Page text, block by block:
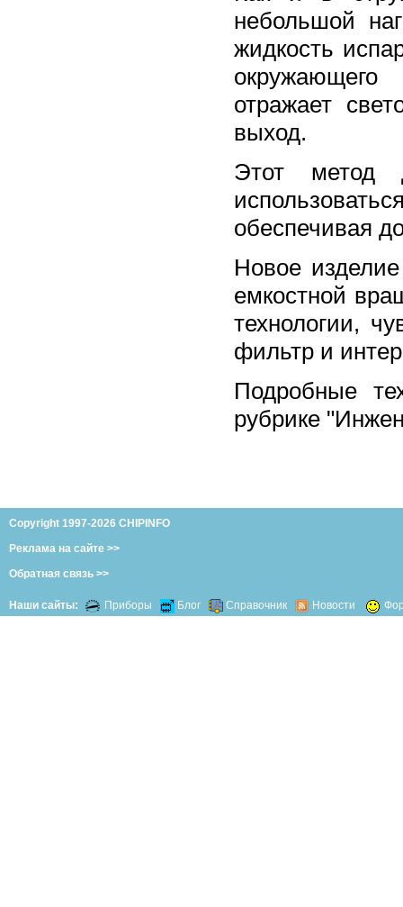
небольшой
жидкость
окружающего
отражает
выход.
Этот метод
обеспечивая
Новое
емкостной
технологии,
фильтр и
Подробные
рубрике
Copyright 1997-2026 CHIPINFO
Реклама на сайте >>
Обратная связь >>
Наши сайты: Приборы Блог Справочник Новости